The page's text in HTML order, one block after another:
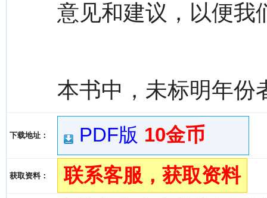
意见和建议，以便我
本书中，未标明年份
下载地址： PDF版 10金币
获取资料： 联系客服，获取资料